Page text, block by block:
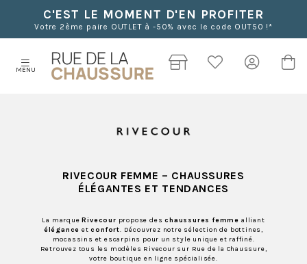
C'EST LE MOMENT D'EN PROFITER
Votre 2ème paire OUTLET à -50% avec le code OUT50 !*
MENU
RIVECOUR FEMME – CHAUSSURES
ÉLÉGANTES ET TENDANCES
La marqueRivecour propose deschaussures femme alliant
élégance etconfort. Découvrez notre sélection de bottines,
mocassins et escarpins pour un style unique et raffiné.
Retrouvez tous les modèles Rivecour sur Rue de la Chaussure,
votre boutique en ligne spécialisée.